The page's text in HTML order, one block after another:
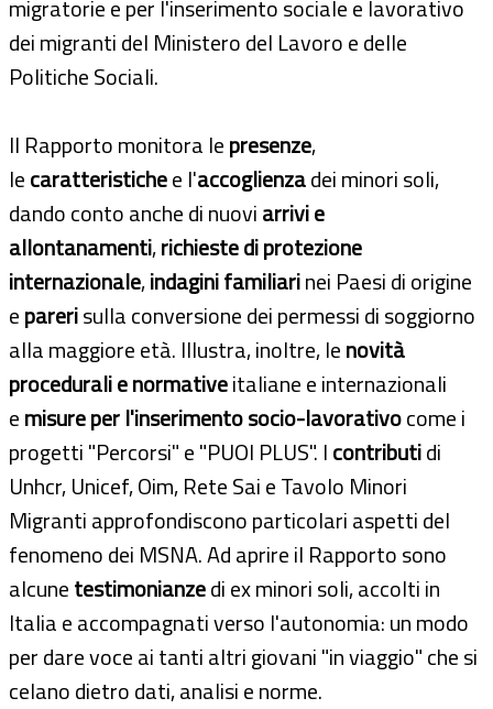
migratorie e per l'inserimento sociale e lavorativo
dei migranti del Ministero del Lavoro e delle
Politiche Sociali.
Il Rapporto monitora lepresenze,
lecaratteristichee l'accoglienzadei minori soli,
dando conto anche di nuoviarrivi e
allontanamenti,richieste di protezione
internazionale,indagini familiarinei Paesi di origine
eparerisulla conversione dei permessi di soggiorno
alla maggiore età. Illustra, inoltre, lenovità
procedurali e normativeitaliane e internazionali
emisure per l'inserimento socio-lavorativocome i
progetti "Percorsi" e "PUOI PLUS". Icontributidi
Unhcr, Unicef, Oim, Rete Sai e Tavolo Minori
Migranti approfondiscono particolari aspetti del
fenomeno dei MSNA. Ad aprire il Rapporto sono
alcunetestimonianzedi ex minori soli, accolti in
Italia e accompagnati verso l'autonomia: un modo
per dare voce ai tanti altri giovani "in viaggio" che si
celano dietro dati, analisi e norme.